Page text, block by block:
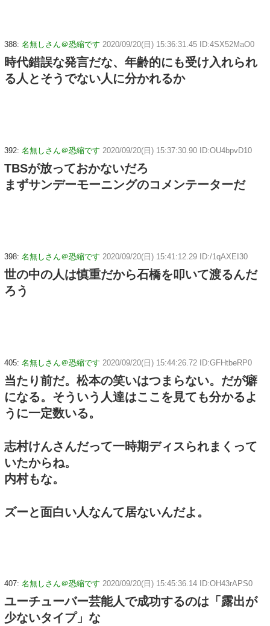
388: 名無しさん＠恐縮です 2020/09/20(日) 15:36:31.45 ID:4SX52MaO0
時代錯誤な発言だな、年齢的にも受け入れられ
る人とそうでない人に分かれるか
392: 名無しさん＠恐縮です 2020/09/20(日) 15:37:30.90 ID:OU4bpvD10
TBSが放っておかないだろ
まずサンデーモーニングのコメンテーターだ
398: 名無しさん＠恐縮です 2020/09/20(日) 15:41:12.29 ID:/1qAXEI30
世の中の人は慎重だから石橋を叩いて渡るんだ
ろう
405: 名無しさん＠恐縮です 2020/09/20(日) 15:44:26.72 ID:GFHtbeRP0
当たり前だ。松本の笑いはつまらない。だが癖
になる。そういう人達はここを見ても分かるよ
うに一定数いる。
志村けんさんだって一時期ディスられまくって
いたからね。
内村もな。
ズーと面白い人なんて居ないんだよ。
407: 名無しさん＠恐縮です 2020/09/20(日) 15:45:36.14 ID:OH43rAPS0
ユーチューバー芸能人で成功するのは「露出が
少ないタイプ」な